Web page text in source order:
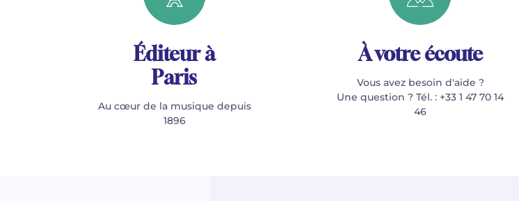
Éditeur à
Paris
Au cœur de la musique depuis
1896
À votre écoute
Vous avez besoin d'aide ?
Une question ? Tél. : +33 1 47 70 14
46